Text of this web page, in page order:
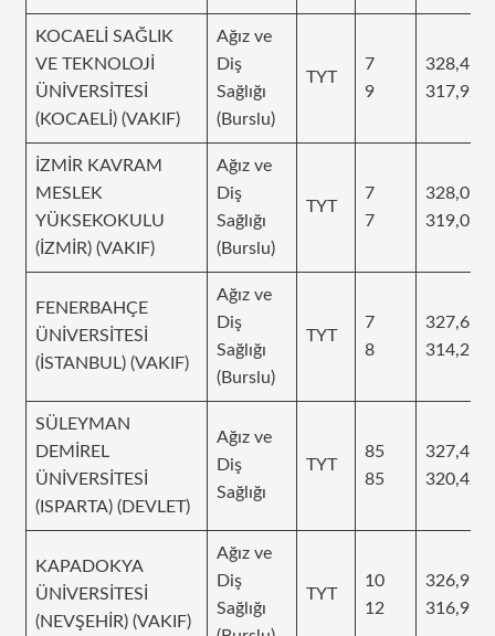
KOCAELİ SAĞLIK
VE TEKNOLOJİ
ÜNİVERSİTESİ
(KOCAELİ) (VAKIF)
Ağız ve
Diş
Sağlığı
(Burslu)
TYT
7
9
328,41
317,921
İZMİR KAVRAM
MESLEK
YÜKSEKOKULU
(İZMİR) (VAKIF)
Ağız ve
Diş
Sağlığı
(Burslu)
TYT
7
7
328,074
319,051
FENERBAHÇE
ÜNİVERSİTESİ
(İSTANBUL) (VAKIF)
Ağız ve
Diş
Sağlığı
(Burslu)
TYT
7
8
327,628
314,269
SÜLEYMAN
DEMİREL
ÜNİVERSİTESİ
(ISPARTA) (DEVLET)
Ağız ve
Diş
Sağlığı
TYT
85
85
327,468
320,426
KAPADOKYA
ÜNİVERSİTESİ
(NEVŞEHİR) (VAKIF)
Ağız ve
Diş
Sağlığı
TYT
10
12
326,93
316,997